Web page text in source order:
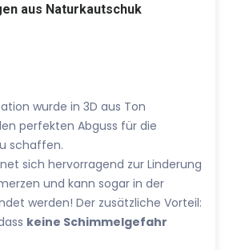
aus Naturkautschuk
wurde in 3D aus Ton
perfekten Abguss für die
schaffen.
sich hervorragend zur Linderung
und kann sogar in der
werden! Der zusätzliche Vorteil:
keine Schimmelgefahr